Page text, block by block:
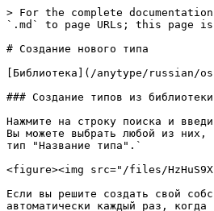
> For the complete
`.md` to page URLs; this page
# Создание нового типа
[Библиотека](/anytype/russian/
### Создание типов из библиотеки
Нажмите на строку поиска и
Вы можете выбрать любой из них,
тип "Название типа".`
<figure><img src="/files/
Если вы решите создать свой
автоматически каждый раз,